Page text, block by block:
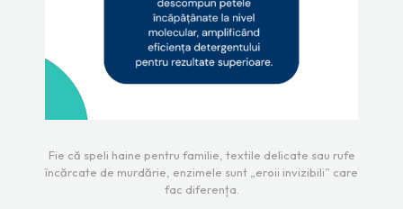
Fie că speli haine pentru familie, textile delicate sau rufe
încărcate de murdărie, enzimele sunt „eroii invizibili” care
fac diferența.